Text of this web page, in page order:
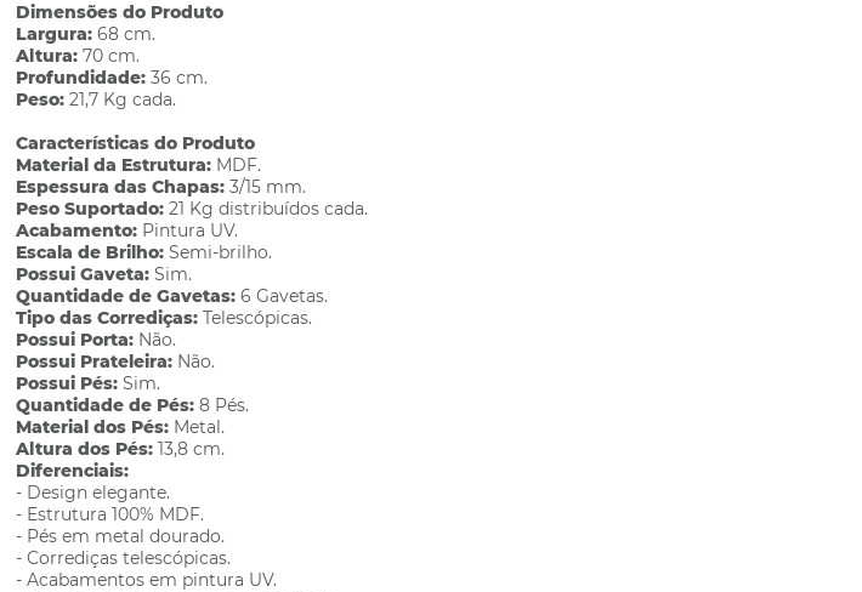
Dimensões do Produto
Largura: 68 cm.
Altura: 70 cm.
Profundidade: 36 cm.
Peso: 21,7 Kg cada.
Características do Produto
Material da Estrutura: MDF.
Espessura das Chapas: 3/15 mm.
Peso Suportado: 21 Kg distribuídos cada.
Acabamento: Pintura UV.
Escala de Brilho: Semi-brilho.
Possui Gaveta: Sim.
Quantidade de Gavetas: 6 Gavetas.
Tipo das Corrediças: Telescópicas.
Possui Porta: Não.
Possui Prateleira: Não.
Possui Pés: Sim.
Quantidade de Pés: 8 Pés.
Material dos Pés: Metal.
Altura dos Pés: 13,8 cm.
Diferenciais:
- Design elegante.
- Estrutura 100% MDF.
- Pés em metal dourado.
- Corrediças telescópicas.
- Acabamentos em pintura UV.